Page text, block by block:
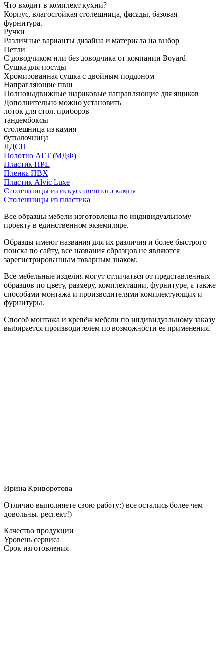
Что входит в комплект кухни?
Корпус, влагостойкая столешница, фасады, базовая
фурнитура.
Ручки
Различные варианты дизайна и материала на выбор
Петли
С доводчиком или без доводчика от компании Boyard
Сушка для посуды
Хромированная сушка с двойным поддоном
Направляющие пвш
Полновыдвижные шариковые направляющие для ящиков
Дополнительно можно установить
лоток для стол. приборов
тандембоксы
столешница из камня
бутылочница
ЛДСП
Полотно АГТ (МДФ)
Пластик HPL
Пленка ПВХ
Пластик Alvic Luxe
Столешницы из искусственного камня
Столешницы из пластика
Все образцы мебели изготовлены по индивидуальному
проекту в единственном экземпляре.
Образцы имеют названия для их различия и более быстрого
поиска по сайту, все названия образцов не являются
зарегистрированным товарным знаком.
Все мебельные изделия могут отличаться от представленных
образцов по цвету, размеру, комплектации, фурнитуре, а также
способами монтажа и производителями комплектующих и
фурнитуры.
Способ монтажа и крепёж мебели по индивидуальному заказу
выбирается производителем по возможности её применения.
Ирина Криворотова
Отлично выполняете свою работу:) все остались более чем
довольны, респект!)
Качество продукции
Уровень сервиса
Срок изготовления